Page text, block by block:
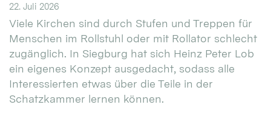
22. Juli 2026
Viele Kirchen sind durch Stufen und Treppen für
Menschen im Rollstuhl oder mit Rollator schlecht
zugänglich. In Siegburg hat sich Heinz Peter Lob
ein eigenes Konzept ausgedacht, sodass alle
Interessierten etwas über die Teile in der
Schatzkammer lernen können.